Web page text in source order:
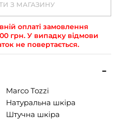
З МАГАЗИНУ
оплаті замовлення
грн. У випадку відмови
не повертається.
Marco Tozzi
Натуральна шкіра
Штучна шкіра